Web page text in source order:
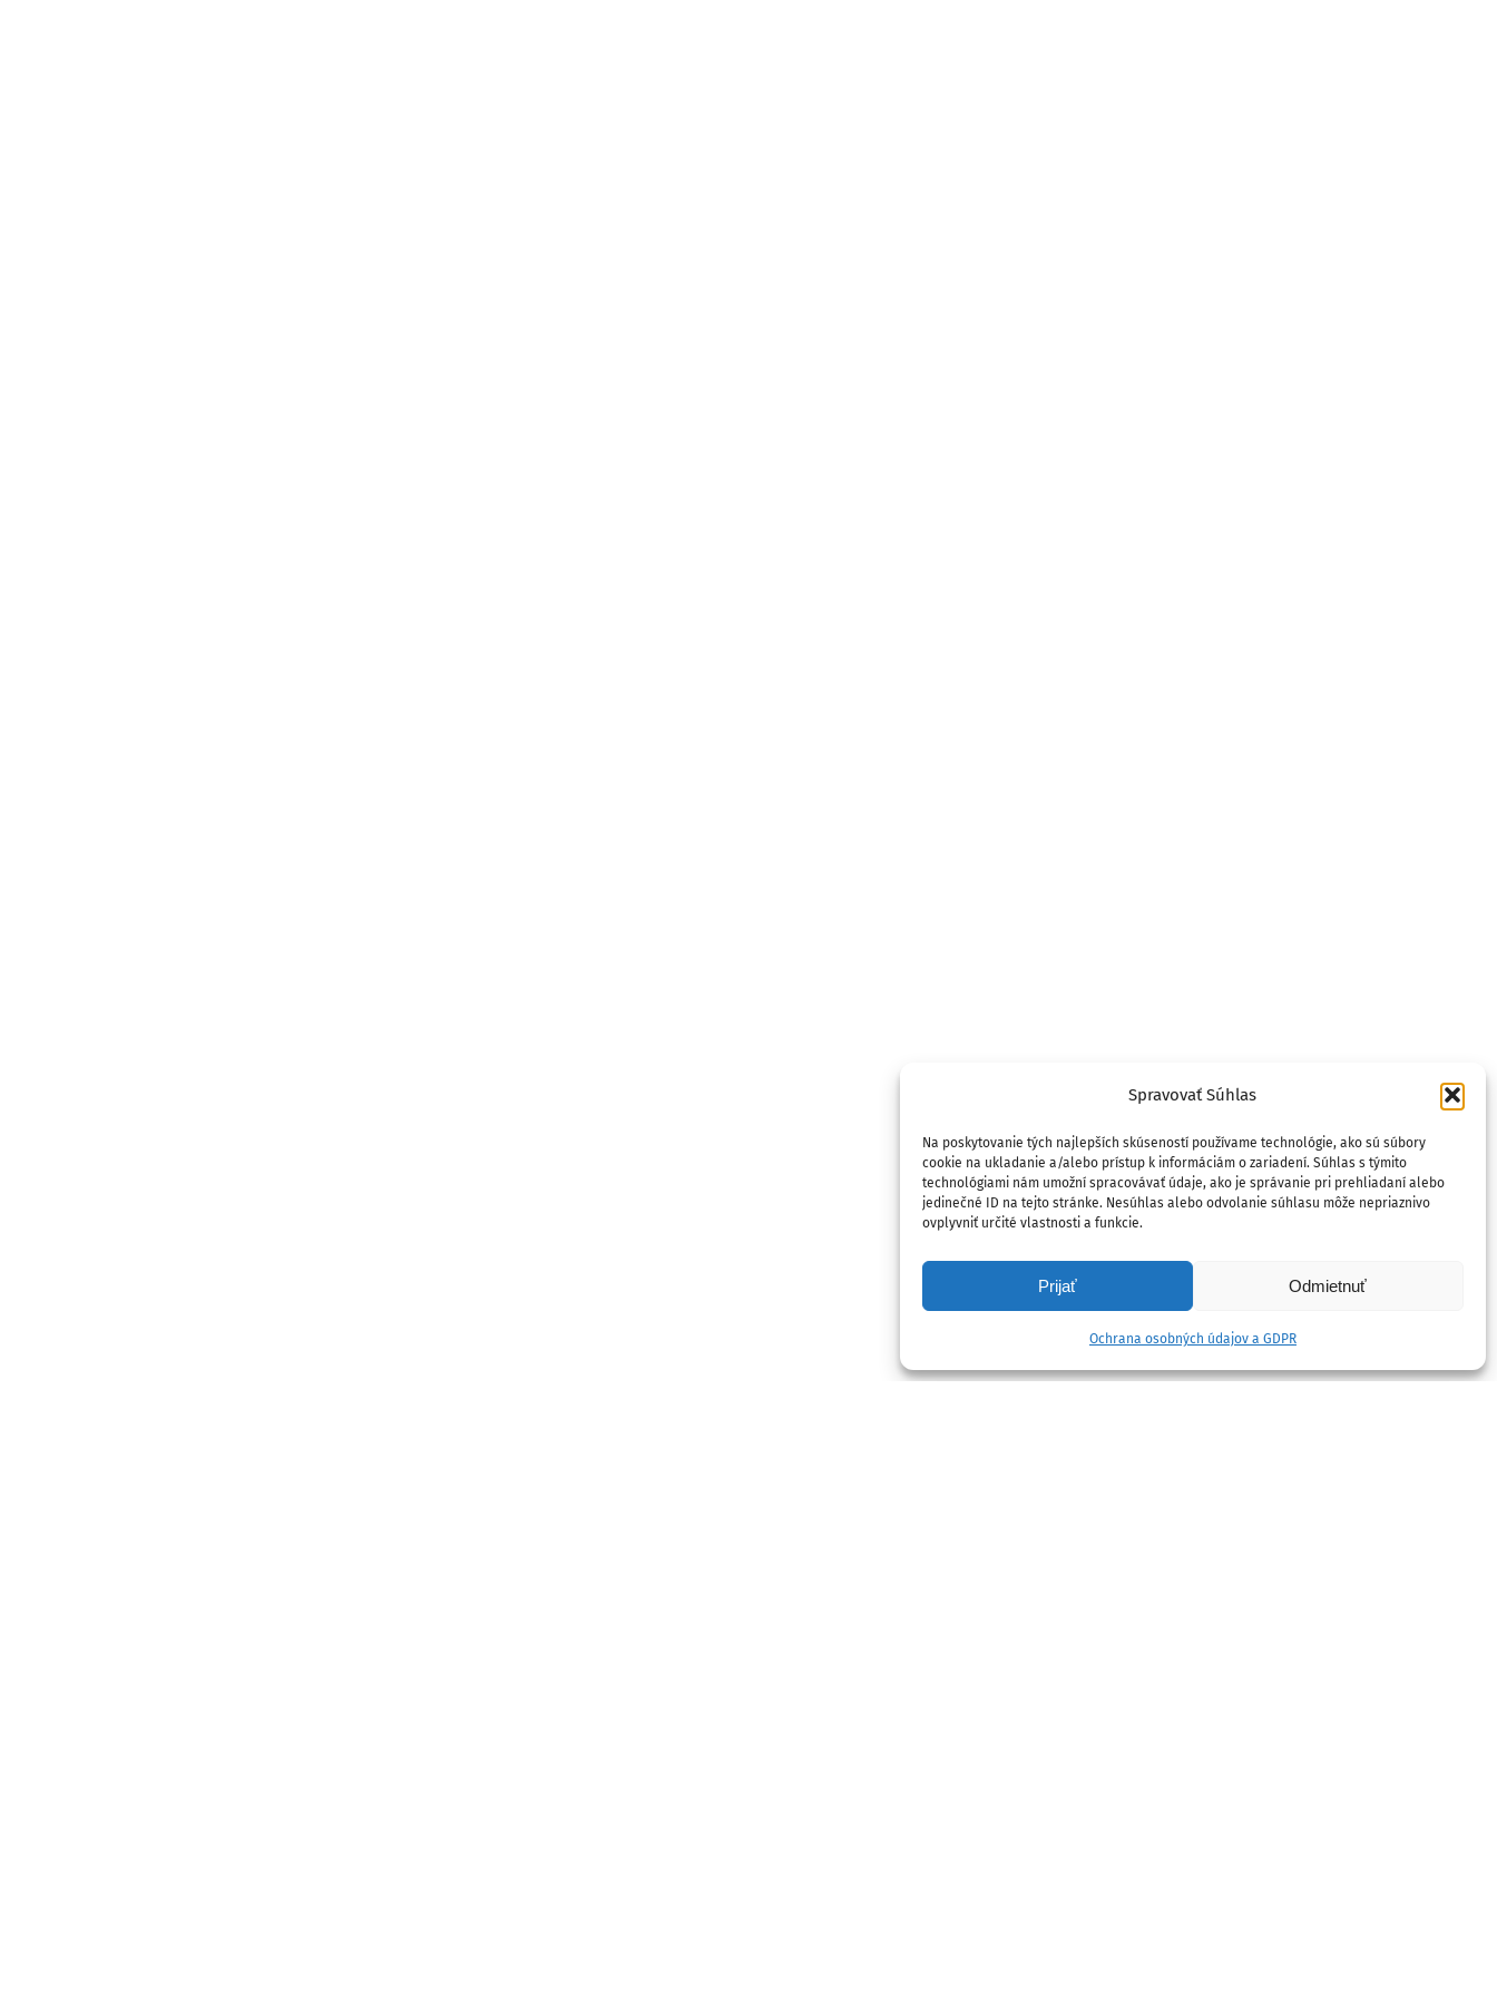
Spravovať Súhlas
Na poskytovanie tých najlepších skúseností používame technológie, ako sú súbory
cookie na ukladanie a/alebo prístup k informáciám o zariadení. Súhlas s týmito
technológiami nám umožní spracovávať údaje, ako je správanie pri prehliadaní alebo
jedinečné ID na tejto stránke. Nesúhlas alebo odvolanie súhlasu môže nepriaznivo
ovplyvniť určité vlastnosti a funkcie.
Prijať Odmietnuť
Ochrana osobných údajov a GDPR